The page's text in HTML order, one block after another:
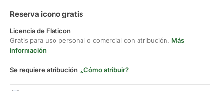
Reserva icono gratis
Licencia de Flaticon
Gratis para uso personal o comercial con atribución. Más
información
Se requiere atribución ¿Cómo atribuir?